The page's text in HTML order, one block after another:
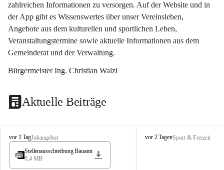
zahlreichen Informationen zu versorgen. Auf der Website und in
der App gibt es Wissenswertes über unser Vereinsleben,
Angebote aus dem kulturellen und sportlichen Leben,
Veranstaltungstermine sowie aktuelle Informationen aus dem
Gemeinderat und der Verwaltung.
Bürgermeister Ing. Christian Walzl
Aktuelle Beiträge
S
t
s
vor 1 TagJobangebot
Stellenausschreibung Bauamt
0,4 MB
S
vor 2 TagenSport & Freizeit